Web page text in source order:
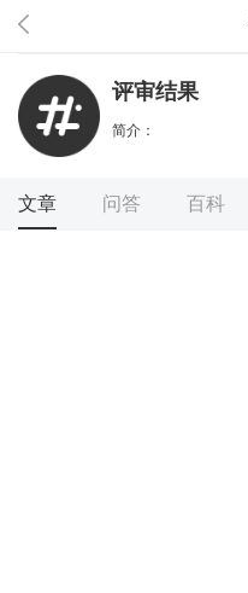
评审结果
简介：
文章 问答 百科